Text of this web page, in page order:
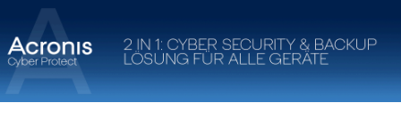
Inhalt
springen